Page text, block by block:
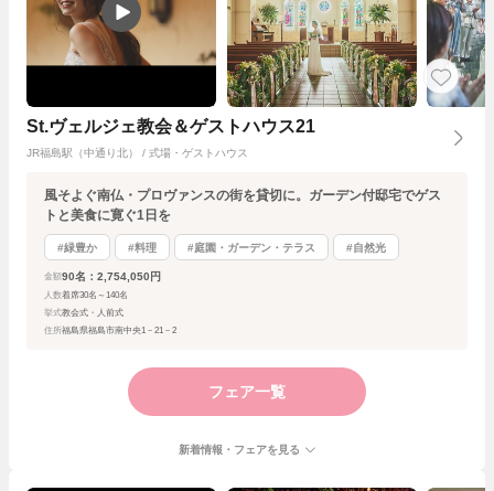
St.ヴェルジェ教会＆ゲストハウス21
JR福島駅（中通り北） / 式場・ゲストハウス
風そよぐ南仏・プロヴァンスの街を貸切に。ガーデン付邸宅でゲス
トと美食に寛ぐ1日を
#緑豊か #料理 #庭園・ガーデン・テラス #自然光
金額 90名：2,754,050円
人数着席30名～140名
挙式教会式・人前式
住所福島県福島市南中央1－21－2
フェア一覧
新着情報・フェアを見る